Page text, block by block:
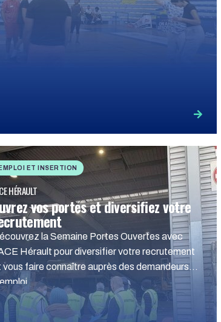
EMPLOI ET INSERTION
HÉRAULT
vos portes et diversifiez votre
la Semaine Portes Ouvertes avec
Hérault pour diversifier votre recrutement
vous faire connaître auprès des demandeurs